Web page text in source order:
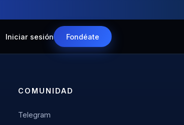
Iniciar sesión Fondéate
COMUNIDAD
Telegram